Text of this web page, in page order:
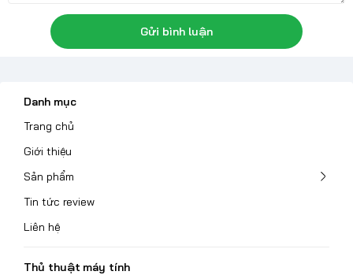
Gửi bình luận
Danh mục
Trang chủ
Giới thiệu
Sản phẩm
Tin tức review
Liên hệ
Thủ thuật máy tính